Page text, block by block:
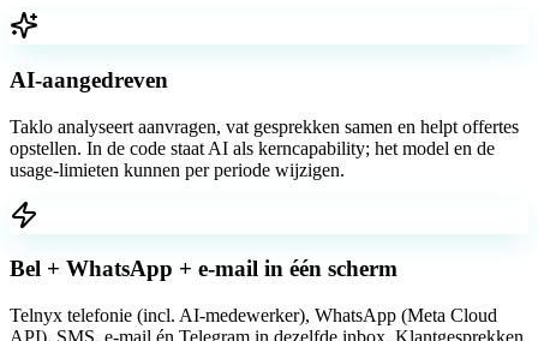
AI-aangedreven
Taklo analyseert aanvragen, vat gesprekken samen en helpt offertes
opstellen. In de code staat AI als kerncapability; het model en de
usage-limieten kunnen per periode wijzigen.
Bel + WhatsApp + e-mail in één scherm
Telnyx telefonie (incl. AI-medewerker), WhatsApp (Meta Cloud